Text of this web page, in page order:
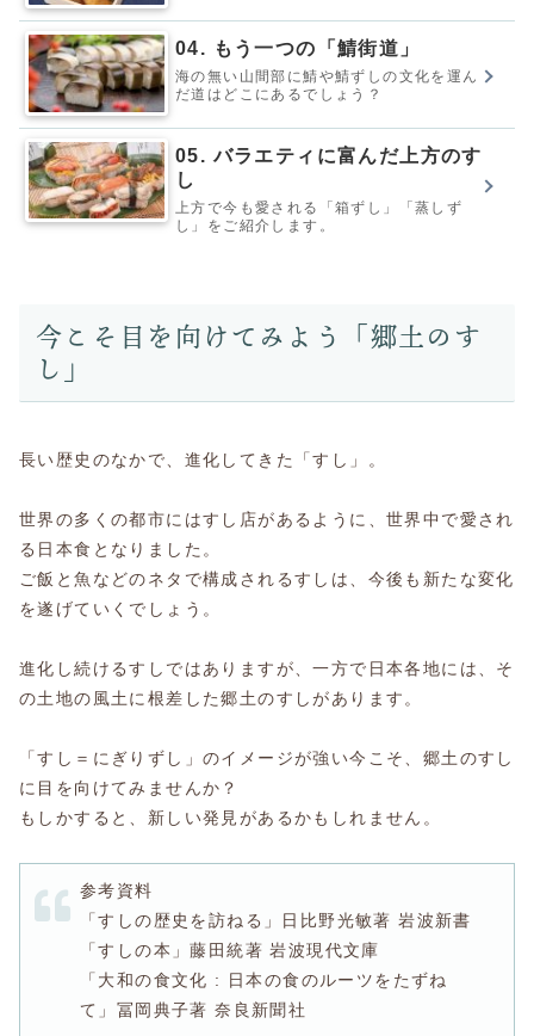
04. もう一つの「鯖街道」
海の無い山間部に鯖や鯖ずしの文化を運ん
だ道はどこにあるでしょう？
05. バラエティに富んだ上方のす
し
上方で今も愛される「箱ずし」「蒸しず
し」をご紹介します。
今こそ目を向けてみよう「郷土のす
し」
長い歴史のなかで、進化してきた「すし」。
世界の多くの都市にはすし店があるように、世界中で愛され
る日本食となりました。
ご飯と魚などのネタで構成されるすしは、今後も新たな変化
を遂げていくでしょう。
進化し続けるすしではありますが、一方で日本各地には、そ
の土地の風土に根差した郷土のすしがあります。
「すし＝にぎりずし」のイメージが強い今こそ、郷土のすし
に目を向けてみませんか？
もしかすると、新しい発見があるかもしれません。
参考資料
「すしの歴史を訪ねる」日比野光敏著 岩波新書
「すしの本」藤田統著 岩波現代文庫
「大和の食文化 : 日本の食のルーツをたずね
て」冨岡典子著 奈良新聞社